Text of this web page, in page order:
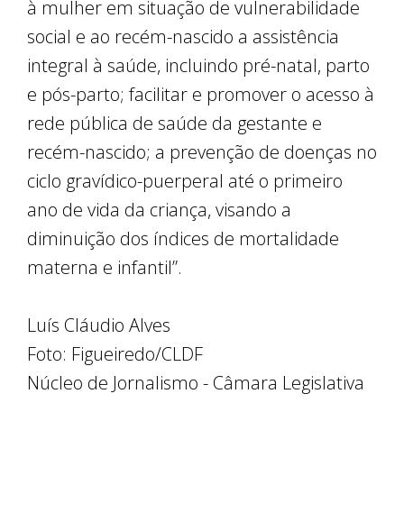
à mulher em situação de vulnerabilidade
social e ao recém-nascido a assistência
integral à saúde, incluindo pré-natal, parto
e pós-parto; facilitar e promover o acesso à
rede pública de saúde da gestante e
recém-nascido; a prevenção de doenças no
ciclo gravídico-puerperal até o primeiro
ano de vida da criança, visando a
diminuição dos índices de mortalidade
materna e infantil”.
Luís Cláudio Alves
Foto: Figueiredo/CLDF
Núcleo de Jornalismo - Câmara Legislativa